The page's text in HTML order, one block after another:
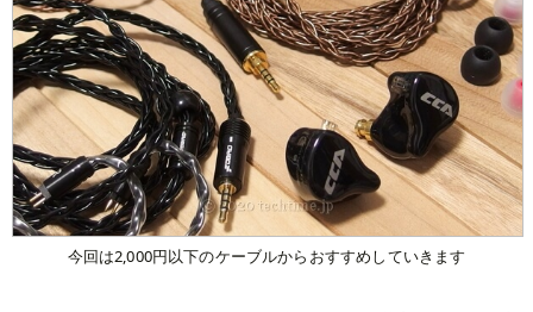
今回は2,000円以下のケーブルからおすすめしていきます